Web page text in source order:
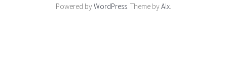
Powered byWordPress. Theme byAlx.